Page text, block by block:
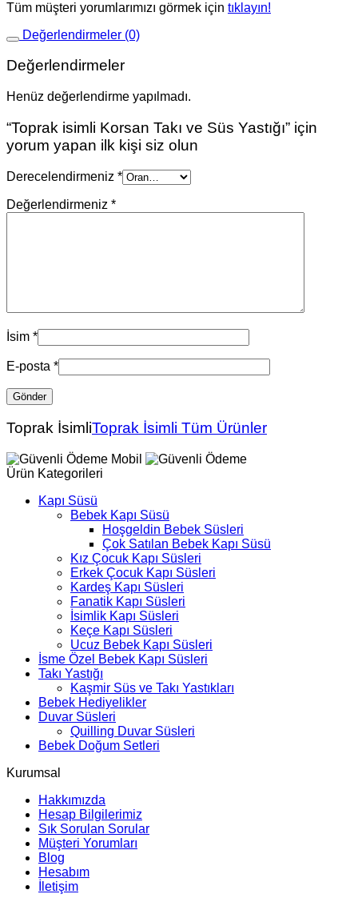
Tüm müşteri yorumlarımızı görmek için tıklayın!
Değerlendirmeler (0)
Değerlendirmeler
Henüz değerlendirme yapılmadı.
“Toprak isimli Korsan Takı ve Süs Yastığı” için
yorum yapan ilk kişi siz olun
Derecelendirmeniz *
Değerlendirmeniz *
İsim *
E-posta *
Toprak İsimliToprak İsimli Tüm Ürünler
Ürün Kategorileri
Kapı Süsü
Bebek Kapı Süsü
Hoşgeldin Bebek Süsleri
Çok Satılan Bebek Kapı Süsü
Kız Çocuk Kapı Süsleri
Erkek Çocuk Kapı Süsleri
Kardeş Kapı Süsleri
Fanatik Kapı Süsleri
İsimlik Kapı Süsleri
Keçe Kapı Süsleri
Ucuz Bebek Kapı Süsleri
İsme Özel Bebek Kapı Süsleri
Takı Yastığı
Kaşmir Süs ve Takı Yastıkları
Bebek Hediyelikler
Duvar Süsleri
Quilling Duvar Süsleri
Bebek Doğum Setleri
Kurumsal
Hakkımızda
Hesap Bilgilerimiz
Sık Sorulan Sorular
Müşteri Yorumları
Blog
Hesabım
İletişim